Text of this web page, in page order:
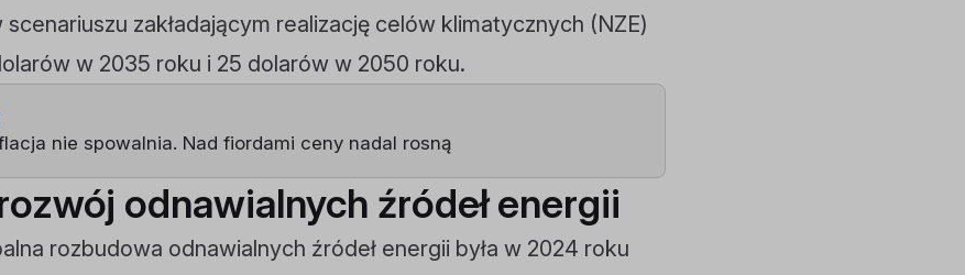
zakładającym realizację celów klimatycznych (NZE)
w 2035 roku i 25 dolarów w 2050 roku.
nie spowalnia. Nad fiordami ceny nadal rosną
odnawialnych źródeł energii
rozbudowa odnawialnych źródeł energii była w 2024 roku